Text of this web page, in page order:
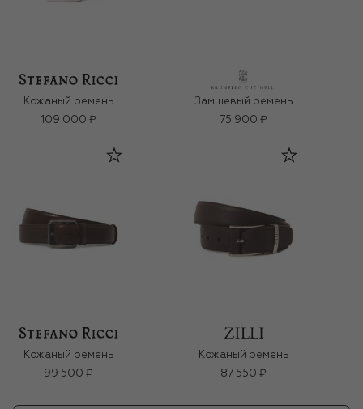
Кожаный ремень
109 000 ₽
Замшевый ремень
75 900 ₽
Кожаный ремень
99 500 ₽
Кожаный ремень
87 550 ₽